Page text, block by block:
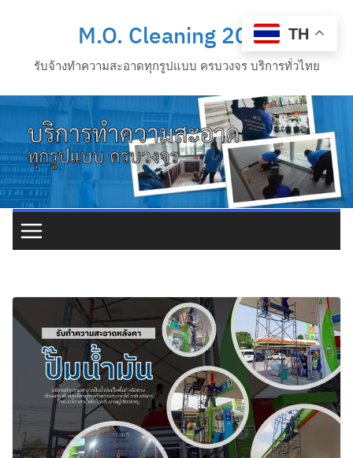
M.O. Cleaning 2012
รับจ้างทำความสะอาดทุกรูปแบบ ครบวงจร บริการทั่วไทย
TH